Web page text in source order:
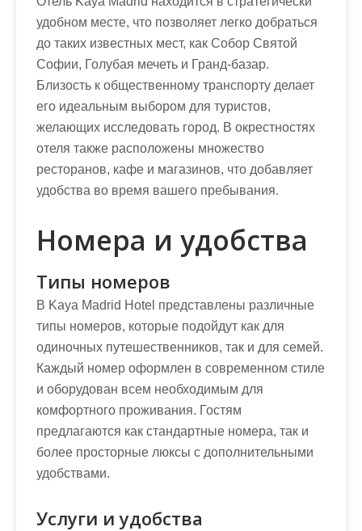
удобном месте, что позволяет легко добраться
до таких известных мест, как Собор Святой
Софии, Голубая мечеть и Гранд-базар.
Близость к общественному транспорту делает
его идеальным выбором для туристов,
желающих исследовать город. В окрестностях
отеля также расположены множество
ресторанов, кафе и магазинов, что добавляет
удобства во время вашего пребывания.
Номера и удобства
Типы номеров
В Kaya Madrid Hotel представлены различные
типы номеров, которые подойдут как для
одиночных путешественников, так и для семей.
Каждый номер оформлен в современном стиле
и оборудован всем необходимым для
комфортного проживания. Гостям
предлагаются как стандартные номера, так и
более просторные люксы с дополнительными
удобствами.
Услуги и удобства